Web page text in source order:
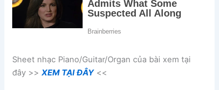
Sheet nhạc Piano/Guitar/Organ của bài xem tại
đây >>XEM TẠI ĐÂY<<